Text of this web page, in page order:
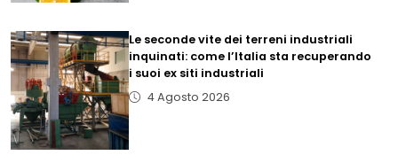
Le seconde vite dei terreni industriali
inquinati: come l’Italia sta recuperando
i suoi ex siti industriali
4 Agosto 2026